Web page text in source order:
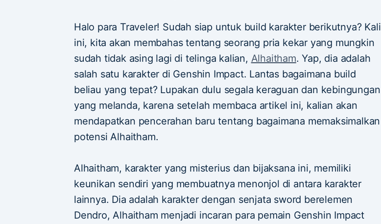
Halo para Traveler! Sudah siap untuk build karakter berikutnya? Kali
ini, kita akan membahas tentang seorang pria kekar yang mungkin
sudah tidak asing lagi di telinga kalian, Alhaitham. Yap, dia adalah
salah satu karakter di Genshin Impact. Lantas bagaimana build
beliau yang tepat? Lupakan dulu segala keraguan dan kebingungan
yang melanda, karena setelah membaca artikel ini, kalian akan
mendapatkan pencerahan baru tentang bagaimana memaksimalkan
potensi Alhaitham.
Alhaitham, karakter yang misterius dan bijaksana ini, memiliki
keunikan sendiri yang membuatnya menonjol di antara karakter
lainnya. Dia adalah karakter dengan senjata sword berelemen
Dendro, Alhaitham menjadi incaran para pemain Genshin Impact